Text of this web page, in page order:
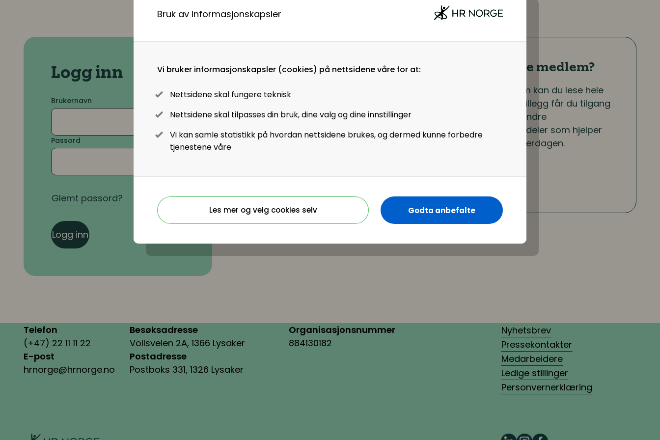
Bruk av informasjonskapsler
Vi bruker informasjonskapsler (cookies) på nettsidene våre for at:
Nettsidene skal fungere teknisk
Nettsidene skal tilpasses din bruk, dine valg og dine innstillinger
Vi kan samle statistikk på hvordan nettsidene brukes, og dermed kunne forbedre
tjenestene våre
Les mer og velg cookies selv Godta anbefalte
Lønn og ytelser
Pensjon
Lønnsoppgjøret og tariff
Digitale løsninger innen HR
Logg inn
Brukernavn
Passord
Glemt passord?
Logg inn
Virksomhetsmedlem?
Jobber du i en virksomhet som
Norge får alle ansatte tilgang til
+artikler og andre
Registrer deg - Få tilgang
Er du ikke medlem?
Som medlem kan du lese hele
artikkelen. I tillegg får du tilgang
til en rekke andre
medlemsfordeler som hjelper
deg i jobbhverdagen.
Bli medlem
Telefon
(+47) 22 11 11 22
E-post
hrnorge@hrnorge.no
Besøksadresse
Vollsveien 2A, 1366 Lysaker
Postadresse
Postboks 331, 1326 Lysaker
Organisasjonsnummer
884130182
Nyhetsbrev
Pressekontakter
Medarbeidere
Ledige stillinger
Personvernerklæring
HR Norge